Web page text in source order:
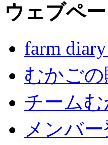
ウェブペ
farm
むかご
チーム
メンバ